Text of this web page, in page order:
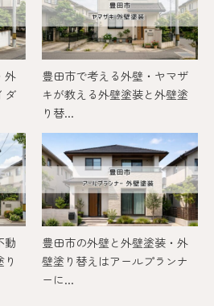
外
ダ
豊田市で考える外壁・ヤマザ
キが教える外壁塗装と外壁塗
り替...
動
豊田市の外壁と外壁塗装・外
壁塗り替えはアールプランナ
ーに...